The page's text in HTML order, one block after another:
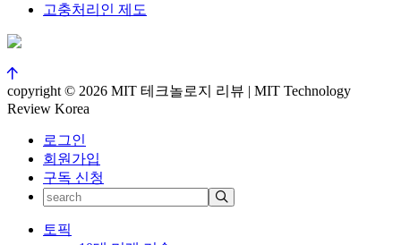
고충처리인 제도
copyright © 2026 MIT 테크놀로지 리뷰 | MIT Technology
Review Korea
로그인
회원가입
구독 신청
토픽